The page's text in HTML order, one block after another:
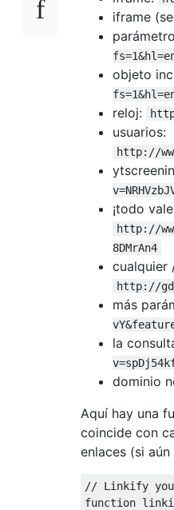
iframe
objeto
reloj:
usuarios:
http://
¡todo
http://
8DMrAn4
cualquier
http://
más
la
dominio
Aquí hay una
coincide con
enlaces (si
// Linkify
function